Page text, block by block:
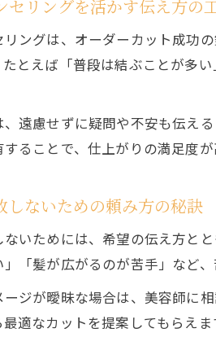
セリングを活かす伝え方の
ングは、オーダーカット成功
とえば「普段は結ぶことが多
遠慮せずに疑問や不安も伝え
ることで、仕上がりの満足度
しないための頼み方の秘訣
いためには、希望の伝え方と
「髪が広がるのが苦手」など
ージが曖昧な場合は、美容師に
適なカットを提案してもらえ